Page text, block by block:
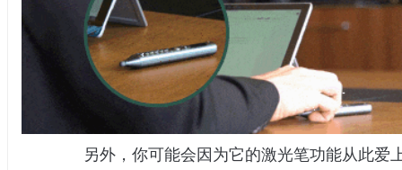
另外，你可能会因为它的激光笔功能从此爱